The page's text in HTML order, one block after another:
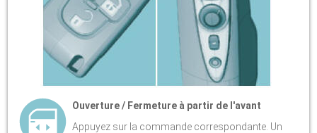
Ouverture / Fermeture à partir de l'avant
Appuyez sur la commande correspondante. Un